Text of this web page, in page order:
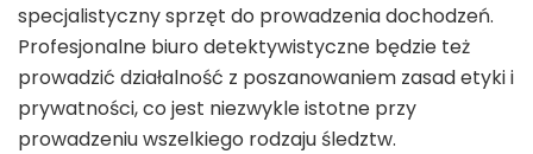
specjalistyczny sprzęt do prowadzenia dochodzeń.
Profesjonalne biuro detektywistyczne będzie też
prowadzić działalność z poszanowaniem zasad etyki i
prywatności, co jest niezwykle istotne przy
prowadzeniu wszelkiego rodzaju śledztw.